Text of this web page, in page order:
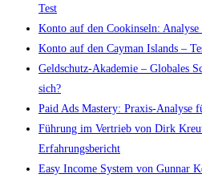
Test
Konto auf den Cookinseln:
Konto auf den Cayman Islands –
Geldschutz-Akademie – Globales
sich?
Paid Ads Mastery: Praxis-Analyse
Führung im Vertrieb von Dirk
Erfahrungsbericht
Easy Income System von Gunnar